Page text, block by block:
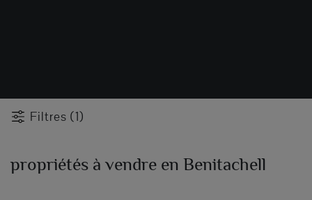
Filtres (1)
propriétés à vendre en Benitachell